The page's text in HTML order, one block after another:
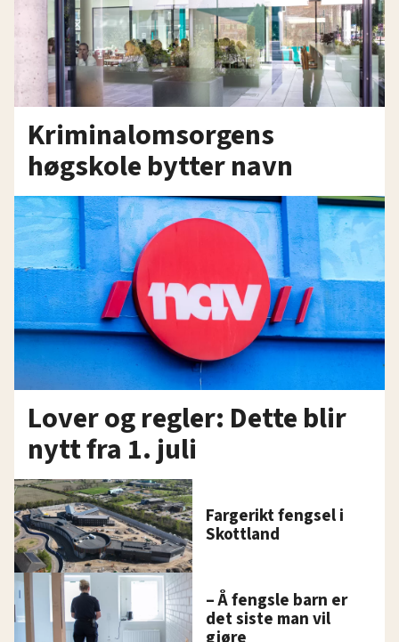
Kriminalomsorgens
høgskole bytter navn
Lover og regler: Dette blir
nytt fra 1. juli
Fargerikt fengsel i
Skottland
– Å fengsle barn er
det siste man vil